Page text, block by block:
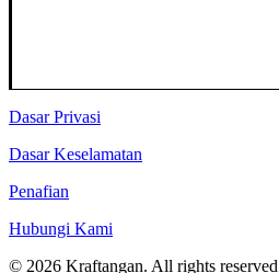
Dasar Privasi
Dasar Keselamatan
Penafian
Hubungi Kami
© 2026 Kraftangan. All rights reserved